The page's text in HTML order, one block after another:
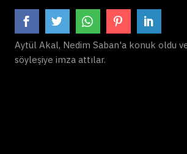
Aytül Akal, Nedim Saban'a konuk oldu
söyleşiye imza attılar.